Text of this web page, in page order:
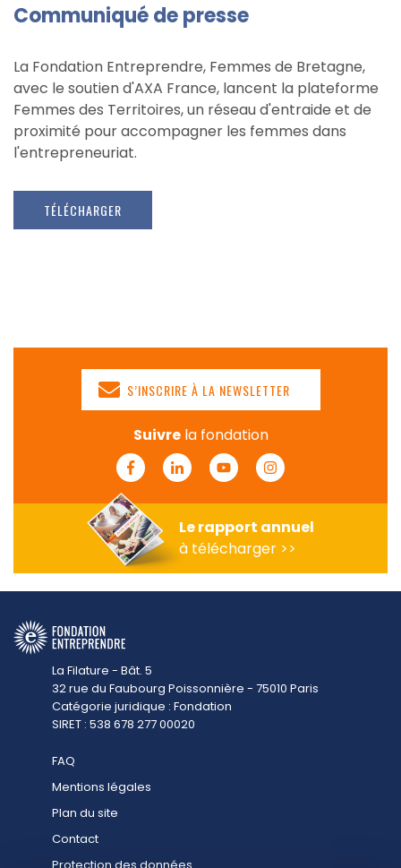
Communiqué de presse
La Fondation Entreprendre, Femmes de Bretagne,
avec le soutien d'AXA France, lancent la plateforme
Femmes des Territoires, un réseau d'entraide et de
proximité pour accompagner les femmes dans
l'entrepreneuriat.
TÉLÉCHARGER
S’INSCRIRE À LA NEWSLETTER
Suivrela fondation
FacebookLinkedinYoutubeInstagram
Le rapport annuel
à télécharger >>
La Filature - Bât. 5
32 rue du Faubourg Poissonnière - 75010 Paris
Catégorie juridique : Fondation
SIRET : 538 678 277 00020
FAQ
Mentions légales
Plan du site
Contact